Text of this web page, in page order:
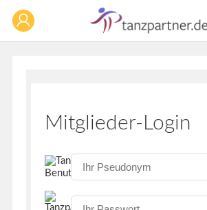
Mitglieder-Login